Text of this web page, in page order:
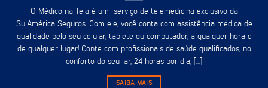
O Médico na Tela é um serviço de telemedicina exclusivo da
SulAmérica Seguros. Com ele, você conta com assistência médica de
qualidade pelo seu celular, tablete ou computador, a qualquer hora e
de qualquer lugar! Conte com profissionais de saúde qualificados, no
conforto do seu lar, 24 horas por dia, [...]
SAIBA MAIS